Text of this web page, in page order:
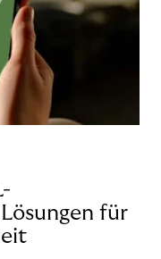
für